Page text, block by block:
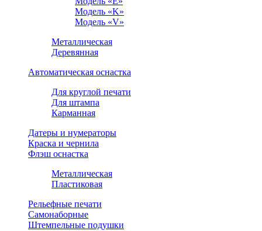
Модель «K»
Модель «V»
Металлическая
Деревянная
Автоматическая оснастка
Для круглой печати
Для штампа
Карманная
Датеры и нумераторы
Краска и чернила
Флэш оснастка
Металлическая
Пластиковая
Рельефные печати
Самонаборные
Штемпельные подушки